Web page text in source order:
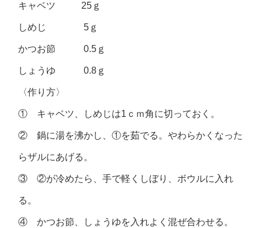
キャベツ 25ｇ
しめじ 5ｇ
かつお節 0.5ｇ
しょうゆ 0.8ｇ
〈作り方〉
① キャベツ、しめじは1ｃｍ角に切っておく。
② 鍋に湯を沸かし、①を茹でる。やわらかくなった
らザルにあげる。
③ ②が冷めたら、手で軽くしぼり、ボウルに入れ
る。
④ かつお節、しょうゆを入れよく混ぜ合わせる。